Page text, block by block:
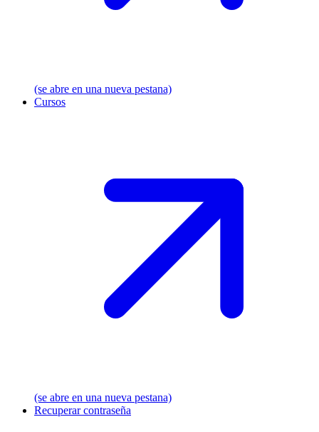
(se abre en una nueva pestana)
Cursos
(se abre en una nueva pestana)
Recuperar contraseña